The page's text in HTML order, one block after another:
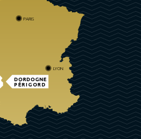
DORDOGNE
PÉRIGORD
PARIS
LYON